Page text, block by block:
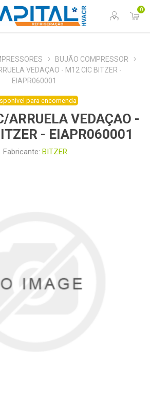
0
BUJÃO COMPRESSOR
VEDAÇAO - M12 CIC BITZER -
EIAPR060001
para encomenda
ARRUELA VEDAÇAO -
- EIAPR060001
Fabricante: BITZER